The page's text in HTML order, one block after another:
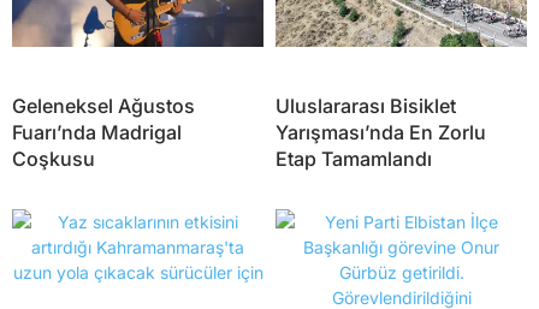
Geleneksel Ağustos
Fuarı’nda Madrigal
Coşkusu
Uluslararası Bisiklet
Yarışması’nda En Zorlu
Etap Tamamlandı